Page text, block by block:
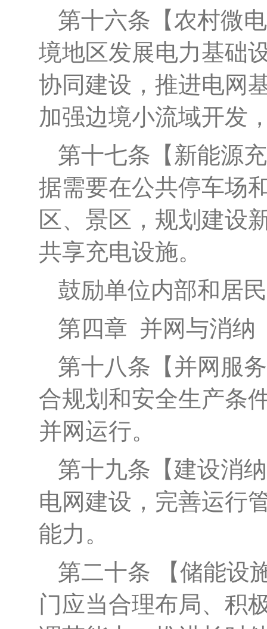
第十六条 【农村微
境地区发展电力基础
协同建设，推进电网
加强边境小流域开发
第十七条 【新能源
据需要在公共停车场
区、景区，规划建设
共享充电设施。
鼓励单位内部和居
第四章 并网与消纳
第十八条 【 并网服务
合规划和安全生产条
并网运行。
第十九条 【建设消
电网建设，完善运行
能力。
第二十条 【储能设
门应当合理布局、积